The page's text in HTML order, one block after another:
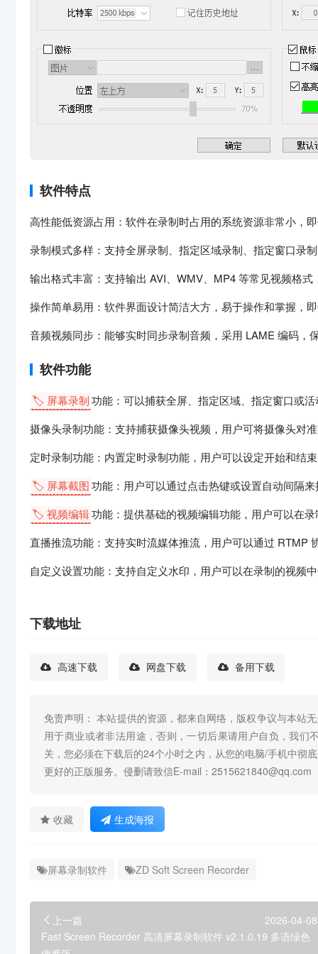
软件特点
高性能低资源占用：软件在录制时占用的系统资源非常小，
录制模式多样：支持全屏录制、指定区域录制、指定窗口录
输出格式丰富：支持输出 AVI、WMV、MP4 等常见视频格
操作简单易用：软件界面设计简洁大方，易于操作和掌握，
音频视频同步：能够实时同步录制音频，采用 LAME 编码，
软件功能
🏷️ 屏幕录制功能：可以捕获全屏、指定区域、指定窗口或
摄像头录制功能：支持捕获摄像头视频，用户可将摄像头对
定时录制功能：内置定时录制功能，用户可以设定开始和结
🏷️ 屏幕截图功能：用户可以通过点击热键或设置自动间隔
🏷️ 视频编辑功能：提供基础的视频编辑功能，用户可以在
直播推流功能：支持实时流媒体推流，用户可以通过 RTMP
自定义设置功能：支持自定义水印，用户可以在录制的视频
下载地址
高速下载 网盘下载 备用下载
免责声明： 本站提供的资源，都来自网络，版权争议与本站
用于商业或者非法用途，否则，一切后果请用户自负，我
关，您必须在下载后的24个小时之内，从您的电脑/手机中彻
更好的正版服务。侵删请致信E-mail：2515621840@qq.com
收藏 生成海报
屏幕录制软件 ZD Soft Screen Recorder
上一篇
2026-04-08
Fast Screen Recorder 高清屏幕录制软件 v2.1.0.19 多语绿色